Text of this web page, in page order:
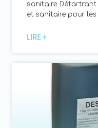
sanitaire
et sanitaire pour
LIRE +